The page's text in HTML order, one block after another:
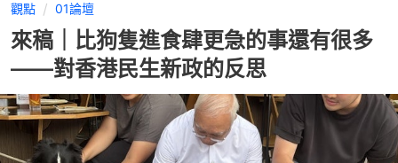
觀點 01論壇
來稿｜比狗隻進食肆更急的事還有很多
——對香港民生新政的反思